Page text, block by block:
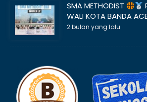
SMA METHODIST
WALI KOTA BANDA
2 bulan yang lalu